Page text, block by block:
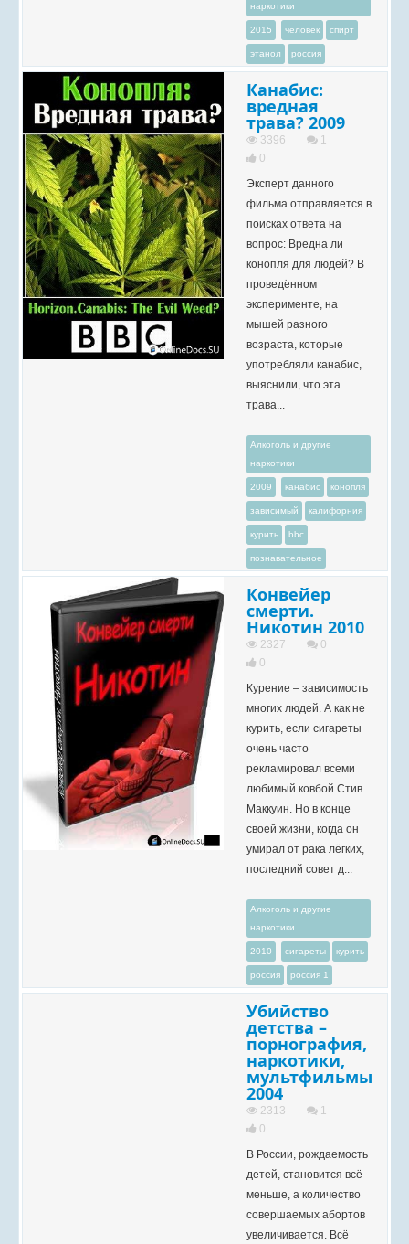
наркотики
2015 человек спирт
этанол россия
Канабис:
вредная
трава? 2009
3396
1
0
Эксперт данного
фильма отправляется в
поисках ответа на
вопрос: Вредна ли
конопля для людей? В
проведённом
эксперименте, на
мышей разного
возраста, которые
употребляли канабис,
выяснили, что эта
трава...
Алкоголь и другие
наркотики
2009 канабис конопля
зависимый калифорния
курить bbc
познавательное
Конвейер
смерти.
Никотин 2010
2327
0
0
Курение – зависимость
многих людей. А как не
курить, если сигареты
очень часто
рекламировал всеми
любимый ковбой Стив
Маккуин. Но в конце
своей жизни, когда он
умирал от рака лёгких,
последний совет д...
Алкоголь и другие
наркотики
2010 сигареты курить
россия россия 1
Убийство
детства –
порнография,
наркотики,
мультфильмы
2004
2313
1
0
В России, рождаемость
детей, становится всё
меньше, а количество
совершаемых абортов
увеличивается. Всё